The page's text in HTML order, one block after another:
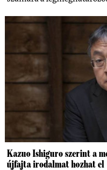
Kazuo Ishiguro szerint a
újfajta irodalmat hozhat el